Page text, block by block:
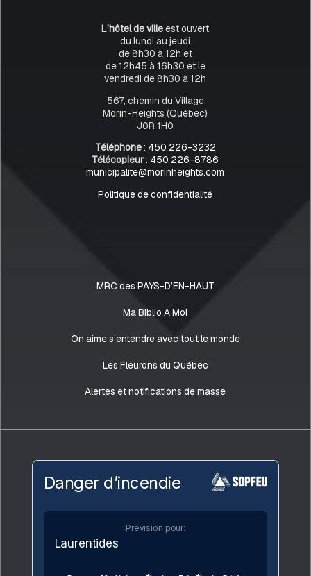
L’hôtel de villeest ouvert
du lundi au jeudi
de 8h30 à 12h et
de 12h45 à 16h30 et le
vendredi de 8h30 à 12h
567, chemin du Village
Morin-Heights (Québec)
J0R 1H0
Téléphone: 450 226-3232
Télécopieur: 450 226-8786
municipalite@morinheights.com
Politique de confidentialité
MRC des PAYS-D’EN-HAUT
Ma Biblio À Moi
On aime s’entendre avec tout le monde
Les Fleurons du Québec
Alertes et notifications de masse
Danger d’incendie
Prévision pour:
Laurentides